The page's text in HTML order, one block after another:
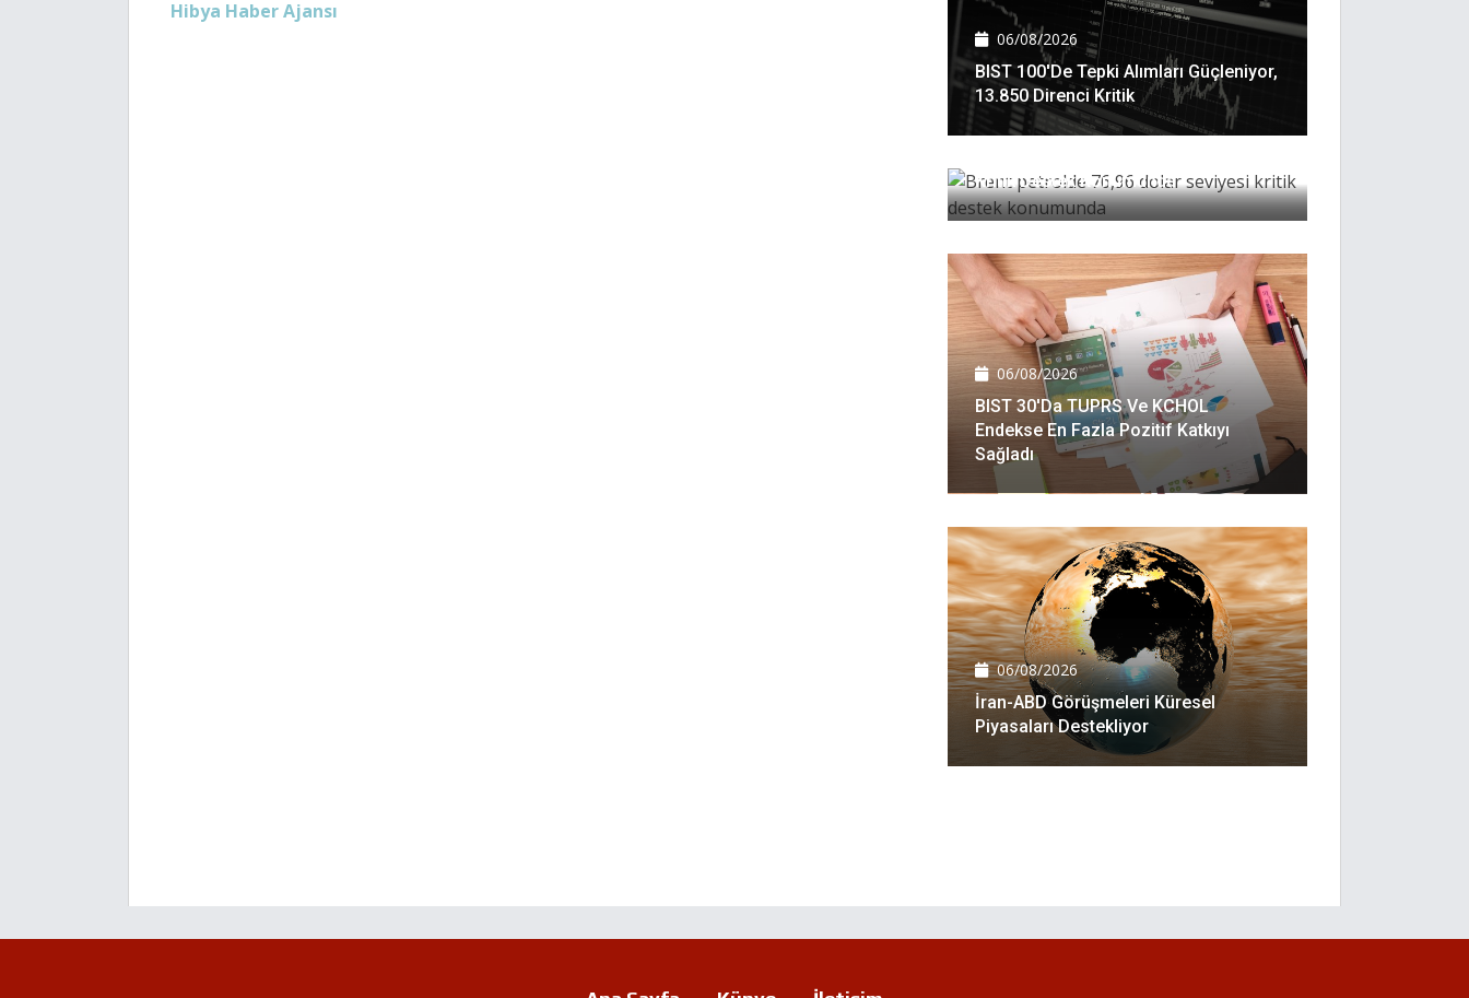
Hibya Haber Ajansı
06/08/2026
BIST 100'de Tepki Alımları Güçleniyor,
13.850 Direnci Kritik
06/08/2026
Kritik Destek Konumunda
06/08/2026
BIST 30'da TUPRS Ve KCHOL
Endekse En Fazla Pozitif Katkıyı
Sağladı
06/08/2026
İran-ABD Görüşmeleri Küresel
Piyasaları Destekliyor